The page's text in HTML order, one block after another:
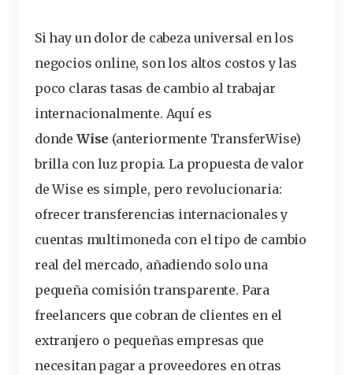
Si hay un dolor de cabeza universal en los
negocios online, son los altos costos y las
poco claras tasas de cambio al trabajar
internacionalmente. Aquí es
donde Wise (anteriormente TransferWise)
brilla con luz propia. La propuesta de valor
de Wise es simple, pero revolucionaria:
ofrecer transferencias internacionales y
cuentas multimoneda con el tipo de cambio
real del mercado, añadiendo solo una
pequeña comisión transparente. Para
freelancers que cobran de clientes en el
extranjero o pequeñas empresas que
necesitan pagar a proveedores en otras